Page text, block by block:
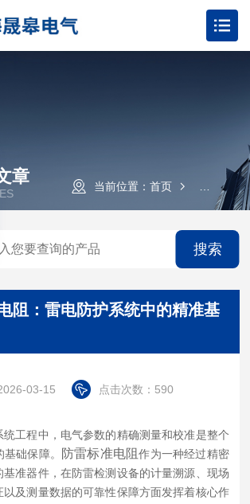
当前位置： 首页 技术文章
章
搜索
阻：雷电防护系统中的精准基
03-15 点击次数：590
程中，电气参数的精确测量和校准是整个
础保障。
防雷标准电阻作为一种经过精密
准器件，在防雷检测设备的计量溯源、现场
以及测量数据的可靠性保障方面发挥着核心作